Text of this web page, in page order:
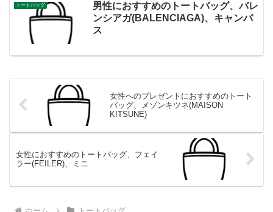
トートバッグ
男性におすすめのトートバッグ、バレ
ンシアガ(BALENCIAGA)、キャンバ
ス
女性へのプレゼントにおすすめのトート
バッグ、メゾンキツネ(MAISON
KITSUNE)
女性におすすめのトートバッグ、フェイ
ラー(FEILER)、ミニ